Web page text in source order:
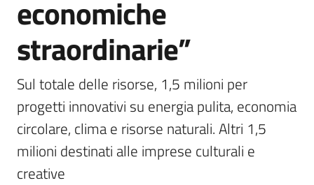
economiche
straordinarie”
Sul totale delle risorse, 1,5 milioni per
progetti innovativi su energia pulita, economia
circolare, clima e risorse naturali. Altri 1,5
milioni destinati alle imprese culturali e
creative